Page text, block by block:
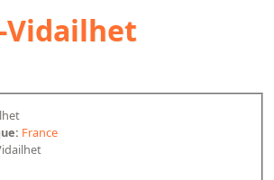
la BnF
Vidailhet
France